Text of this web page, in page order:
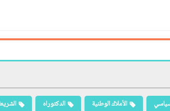
الأملاك الوطنية الدكتوراه